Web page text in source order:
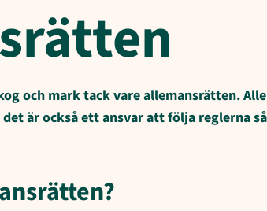
och mark tack vare allemansrätten.
är också ett ansvar att följa reglerna